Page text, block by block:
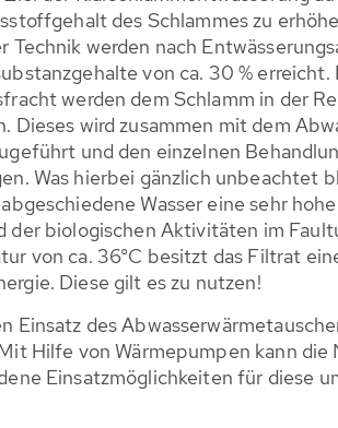
des Schlammes zu
Technik werden nach
von ca. 30 % erreicht.
werden dem Schlamm in der
Dieses wird zusammen mit dem
und den einzelnen
Was hierbei gänzlich unbeachtet
abgeschiedene Wasser eine sehr
der biologischen Aktivitäten im
von ca. 36°C besitzt das Filtrat
Diese gilt es zu nutzen!
Einsatz des
Hilfe von Wärmepumpen kann
Einsatzmöglichkeiten für diese